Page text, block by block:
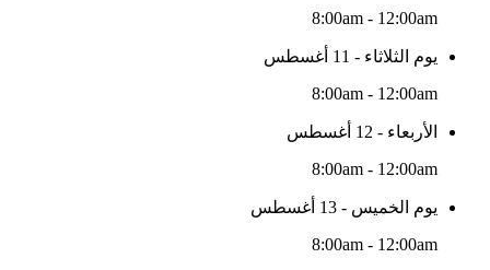
8:00am - 12:00am
يوم الثلاثاء - 11 أغسطس
8:00am - 12:00am
الأربعاء - 12 أغسطس
8:00am - 12:00am
يوم الخميس - 13 أغسطس
8:00am - 12:00am